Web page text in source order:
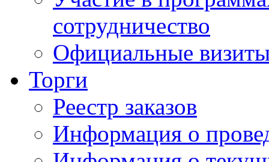
сотрудничество
Официальные
Торги
Реестр заказов
Информация о